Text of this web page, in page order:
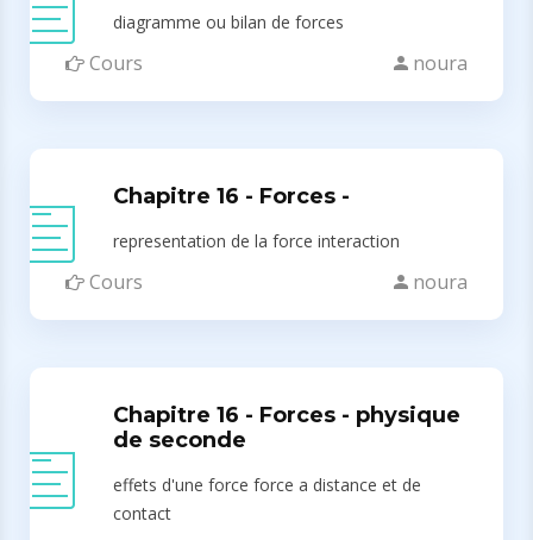
diagramme ou bilan de forces
Cours noura
Chapitre 16 - Forces -
representation de la force interaction
Cours noura
Chapitre 16 - Forces - physique
de seconde
effets d'une force force a distance et de
contact